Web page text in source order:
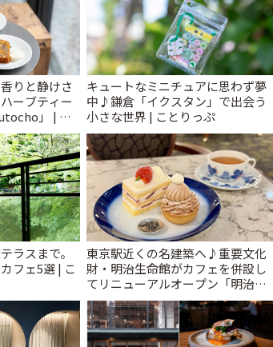
りと静けさ
ーブティー
」 | こ
キュートなミニチュアに思わず夢
中♪鎌倉「イクスタン」で出会う
小さな世界 | ことりっぷ
ラスまで。
フェ5選 | こ
東京駅近くの名建築へ♪重要文化
財・明治生命館がカフェを併設し
てリニューアルオープン「明治安
田CAFE 丸の内」 | ことりっぷ